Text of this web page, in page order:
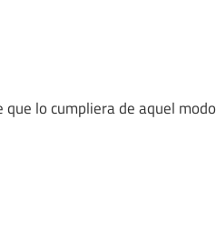
lo cumpliera de aquel modo